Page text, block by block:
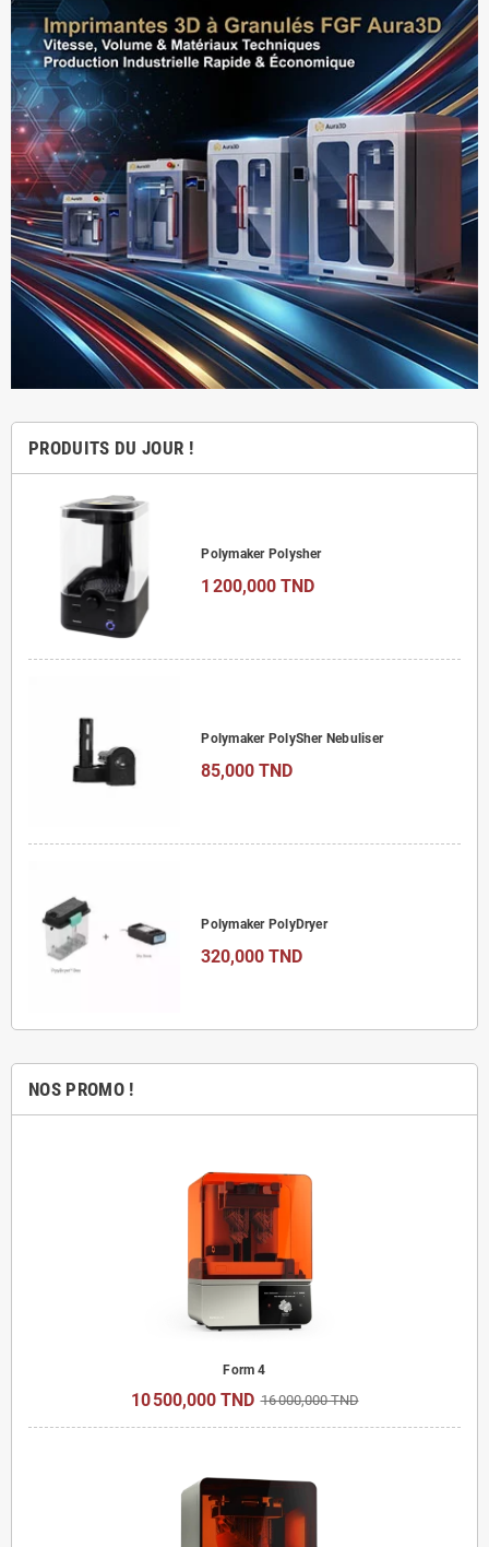
PRODUITS DU JOUR !
Polymaker Polysher
1 200,000 TND
Polymaker PolySher Nebuliser
85,000 TND
Polymaker PolyDryer
320,000 TND
NOS PROMO !
Form 4
10 500,000 TND 16 000,000 TND